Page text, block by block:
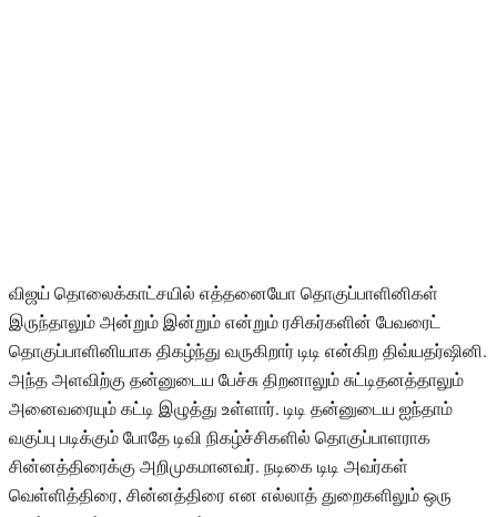
விஜய் தொலைக்காட்சயில் எத்தனையோ தொகுப்பாளினிகள்
இருந்தாலும் அன்றும் இன்றும் என்றும் ரசிகர்களின் பேவரைட்
தொகுப்பாளினியாக திகழ்ந்து வருகிறார் டிடி என்கிற திவ்யதர்ஷினி.
அந்த அளவிற்கு தன்னுடைய பேச்சு திறனாலும் சுட்டிதனத்தாலும்
அனைவரையும் கட்டி இழுத்து உள்ளார். டிடி தன்னுடைய ஐந்தாம்
வகுப்பு படிக்கும் போதே டிவி நிகழ்ச்சிகளில் தொகுப்பாளராக
சின்னத்திரைக்கு அறிமுகமானவர். நடிகை டிடி அவர்கள்
வெள்ளித்திரை, சின்னத்திரை என எல்லாத் துறைகளிலும் ஒரு